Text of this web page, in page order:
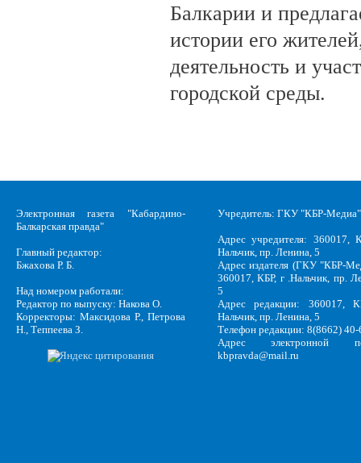
Балкарии и
истории его
деятельность и
городской среды.
Электронная газета "Кабардино-
Балкарская правда"
Главный редактор:
Бжахова Р. Б.
Над номером работали:
Редактор по выпуску: Накова О.
Корректоры: Максидова Р., Петрова
Н., Теппеева З.
Учредитель: ГКУ "КБР-Медиа"
Адрес учредителя: 360017,
Нальчик, пр. Ленина, 5
Адрес издателя (ГКУ "КБР-
360017, КБР, г .Нальчик, пр.
5
Адрес редакции: 360017,
Нальчик, пр. Ленина, 5
Телефон редакции: 8(8662)
Адрес электронной
kbpravda@mail.ru